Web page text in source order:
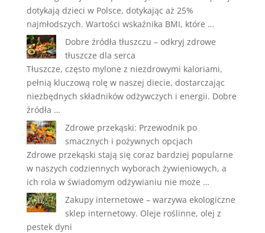
dotykają dzieci w Polsce, dotykając aż 25%
najmłodszych. Wartości wskaźnika BMI, które …
Dobre źródła tłuszczu – odkryj zdrowe
tłuszcze dla serca
Tłuszcze, często mylone z niezdrowymi kaloriami,
pełnią kluczową rolę w naszej diecie, dostarczając
niezbędnych składników odżywczych i energii. Dobre
źródła …
Zdrowe przekąski: Przewodnik po
smacznych i pożywnych opcjach
Zdrowe przekąski stają się coraz bardziej popularne
w naszych codziennych wyborach żywieniowych, a
ich rola w świadomym odżywianiu nie może …
Zakupy internetowe – warzywa ekologiczne
sklep internetowy. Oleje roślinne, olej z
pestek dyni